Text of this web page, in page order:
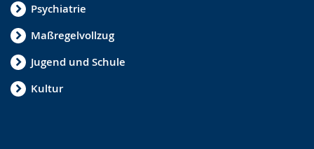
Psychiatrie
Maßregelvollzug
Jugend und Schule
Kultur